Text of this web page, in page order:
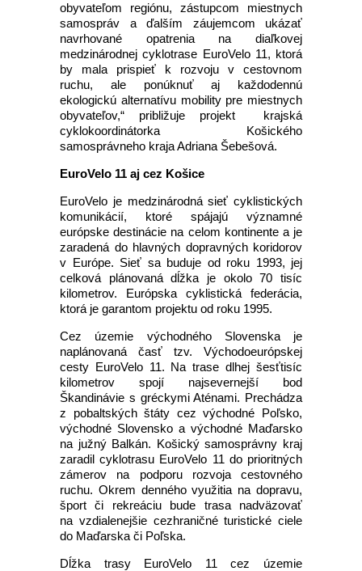
obyvateľom regiónu, zástupcom miestnych
samospráv a ďalším záujemcom ukázať
navrhované opatrenia na diaľkovej
medzinárodnej cyklotrase EuroVelo 11, ktorá
by mala prispieť k rozvoju v cestovnom
ruchu, ale ponúknuť aj každodennú
ekologickú alternatívu mobility pre miestnych
obyvateľov,“ približuje projekt krajská
cyklokoordinátorka Košického
samosprávneho kraja Adriana Šebešová.
EuroVelo 11 aj cez Košice
EuroVelo je medzinárodná sieť cyklistických
komunikácií, ktoré spájajú významné
európske destinácie na celom kontinente a je
zaradená do hlavných dopravných koridorov
v Európe. Sieť sa buduje od roku 1993, jej
celková plánovaná dĺžka je okolo 70 tisíc
kilometrov. Európska cyklistická federácia,
ktorá je garantom projektu od roku 1995.
Cez územie východného Slovenska je
naplánovaná časť tzv. Východoeurópskej
cesty EuroVelo 11. Na trase dlhej šesťtisíc
kilometrov spojí najsevernejší bod
Škandinávie s gréckymi Aténami. Prechádza
z pobaltských štáty cez východné Poľsko,
východné Slovensko a východné Maďarsko
na južný Balkán. Košický samosprávny kraj
zaradil cyklotrasu EuroVelo 11 do prioritných
zámerov na podporu rozvoja cestovného
ruchu. Okrem denného využitia na dopravu,
šport či rekreáciu bude trasa nadväzovať
na vzdialenejšie cezhraničné turistické ciele
do Maďarska či Poľska.
Dĺžka trasy EuroVelo 11 cez územie